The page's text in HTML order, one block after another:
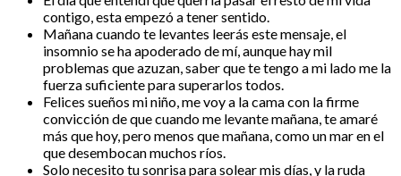
contigo, esta empezó a tener sentido.
Mañana cuando te levantes leerás este mensaje, el
insomnio se ha apoderado de mí, aunque hay mil
problemas que azuzan, saber que te tengo a mi lado me la
fuerza suficiente para superarlos todos.
Felices sueños mi niño, me voy a la cama con la firme
convicción de que cuando me levante mañana, te amaré
más que hoy, pero menos que mañana, como un mar en el
que desembocan muchos ríos.
Solo necesito tu sonrisa para solear mis días, y la ruda